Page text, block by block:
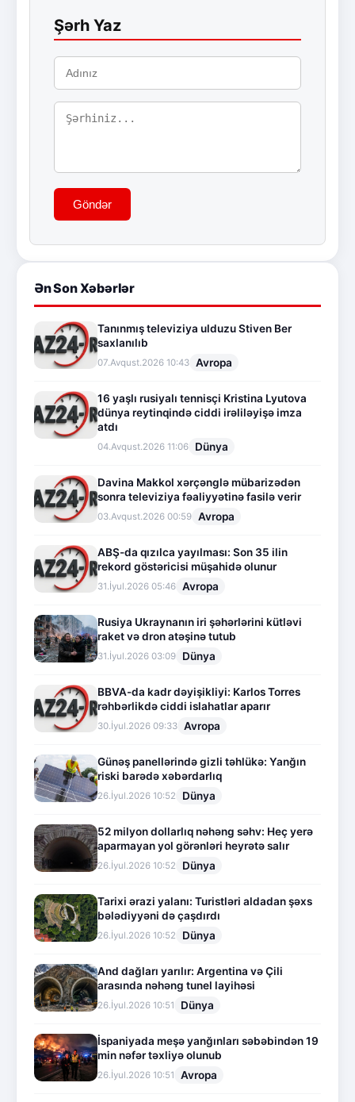
Şərh Yaz
Göndər
Ən Son Xəbərlər
Tanınmış televiziya ulduzu Stiven Ber
saxlanılıb
07.Avqust.2026 10:43 Avropa
16 yaşlı rusiyalı tennisçi Kristina Lyutova
dünya reytinqində ciddi irəliləyişə imza
atdı
04.Avqust.2026 11:06 Dünya
Davina Makkol xərçənglə mübarizədən
sonra televiziya fəaliyyətinə fasilə verir
03.Avqust.2026 00:59 Avropa
ABŞ-da qızılca yayılması: Son 35 ilin
rekord göstəricisi müşahidə olunur
31.İyul.2026 05:46 Avropa
Rusiya Ukraynanın iri şəhərlərini kütləvi
raket və dron atəşinə tutub
31.İyul.2026 03:09 Dünya
BBVA-da kadr dəyişikliyi: Karlos Torres
rəhbərlikdə ciddi islahatlar aparır
30.İyul.2026 09:33 Avropa
Günəş panellərində gizli təhlükə: Yanğın
riski barədə xəbərdarlıq
26.İyul.2026 10:52 Dünya
52 milyon dollarlıq nəhəng səhv: Heç yerə
aparmayan yol görənləri heyrətə salır
26.İyul.2026 10:52 Dünya
Tarixi ərazi yalanı: Turistləri aldadan şəxs
bələdiyyəni də çaşdırdı
26.İyul.2026 10:52 Dünya
And dağları yarılır: Argentina və Çili
arasında nəhəng tunel layihəsi
26.İyul.2026 10:51 Dünya
İspaniyada meşə yanğınları səbəbindən 19
min nəfər təxliyə olunub
26.İyul.2026 10:51 Avropa